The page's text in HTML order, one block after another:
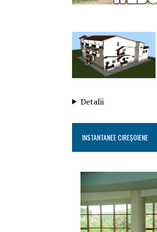
Detalii
INSTANTANEE CIREȘOIENE